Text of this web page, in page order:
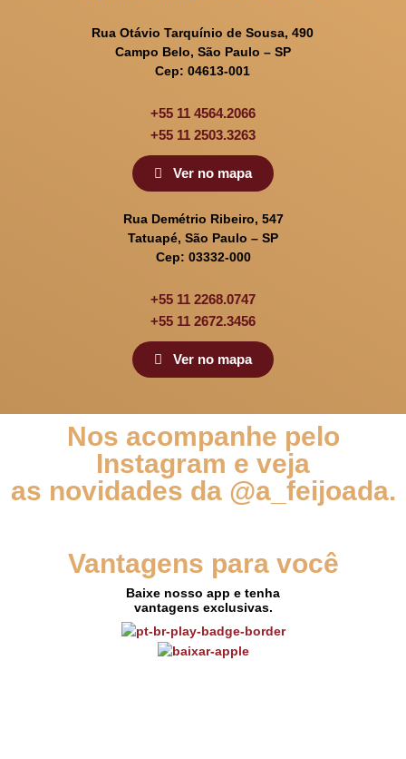
Rua Otávio Tarquínio de Sousa, 490
Campo Belo, São Paulo – SP
Cep: 04613-001
+55 11 4564.2066
+55 11 2503.3263
Ver no mapa
Rua Demétrio Ribeiro, 547
Tatuapé, São Paulo – SP
Cep: 03332-000
+55 11 2268.0747
+55 11 2672.3456
Ver no mapa
Nos acompanhe pelo
Instagram e veja
as novidades da @a_feijoada.
Vantagens para você
Baixe nosso app e tenha
vantagens exclusivas.